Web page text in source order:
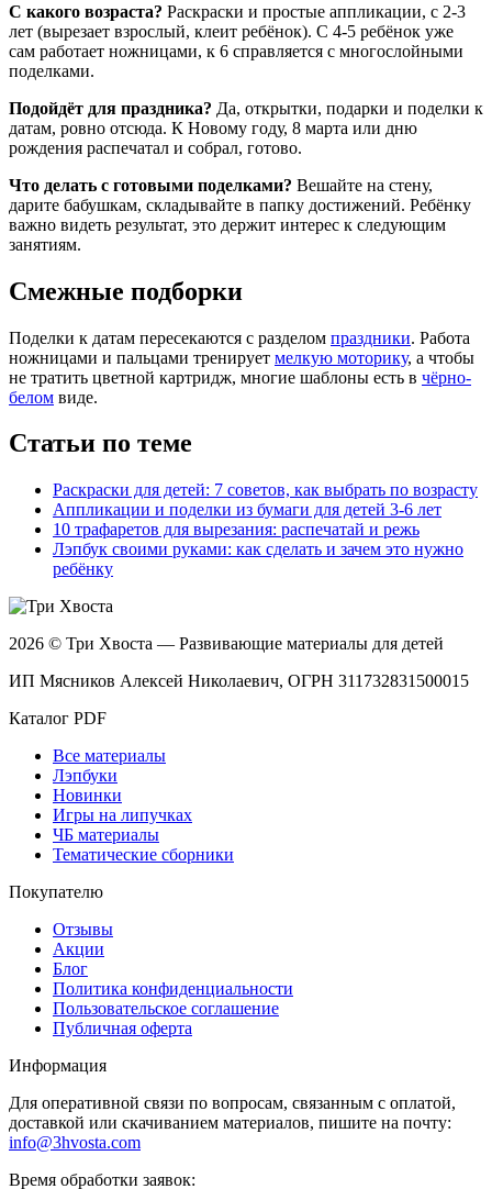
С какого возраста? Раскраски и простые аппликации, с 2-3
лет (вырезает взрослый, клеит ребёнок). С 4-5 ребёнок уже
сам работает ножницами, к 6 справляется с многослойными
поделками.
Подойдёт для праздника? Да, открытки, подарки и поделки к
датам, ровно отсюда. К Новому году, 8 марта или дню
рождения распечатал и собрал, готово.
Что делать с готовыми поделками? Вешайте на стену,
дарите бабушкам, складывайте в папку достижений. Ребёнку
важно видеть результат, это держит интерес к следующим
занятиям.
Смежные подборки
Поделки к датам пересекаются с разделом праздники. Работа
ножницами и пальцами тренирует мелкую моторику, а чтобы
не тратить цветной картридж, многие шаблоны есть в чёрно-
белом виде.
Статьи по теме
Раскраски для детей: 7 советов, как выбрать по возрасту
Аппликации и поделки из бумаги для детей 3-6 лет
10 трафаретов для вырезания: распечатай и режь
Лэпбук своими руками: как сделать и зачем это нужно
ребёнку
2026 © Три Хвоста — Развивающие материалы для детей
ИП Мясников Алексей Николаевич, ОГРН 311732831500015
Каталог PDF
Все материалы
Лэпбуки
Новинки
Игры на липучках
ЧБ материалы
Тематические сборники
Покупателю
Отзывы
Акции
Блог
Политика конфиденциальности
Пользовательское соглашение
Публичная оферта
Информация
Для оперативной связи по вопросам, связанным с оплатой,
доставкой или скачиванием материалов, пишите на почту:
info@3hvosta.com
Время обработки заявок: